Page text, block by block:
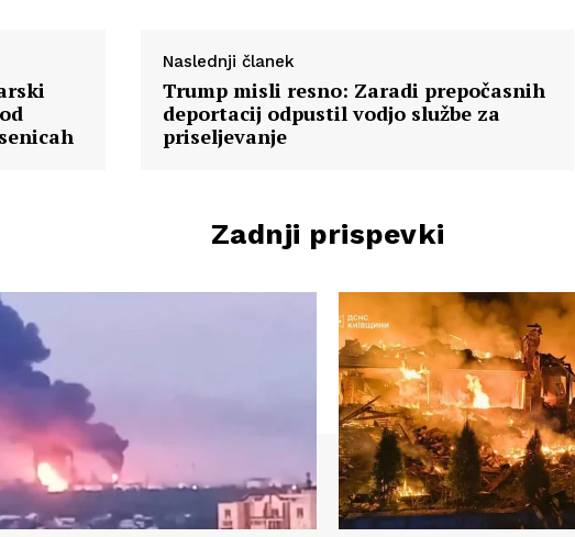
Naslednji članek
Trump misli resno: Zaradi prepočasnih
deportacij odpustil vodjo službe za
priseljevanje
Zadnji prispevki